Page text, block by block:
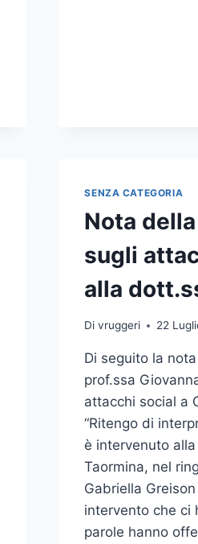
SENZA CATEGORIA
Nota
sugli
alla
Di vruggeri 22
Di seguito la
prof.ssa
attacchi social a
“Ritengo di
è intervenuto
Taormina, nel
Gabriella
intervento che ci
parole hanno